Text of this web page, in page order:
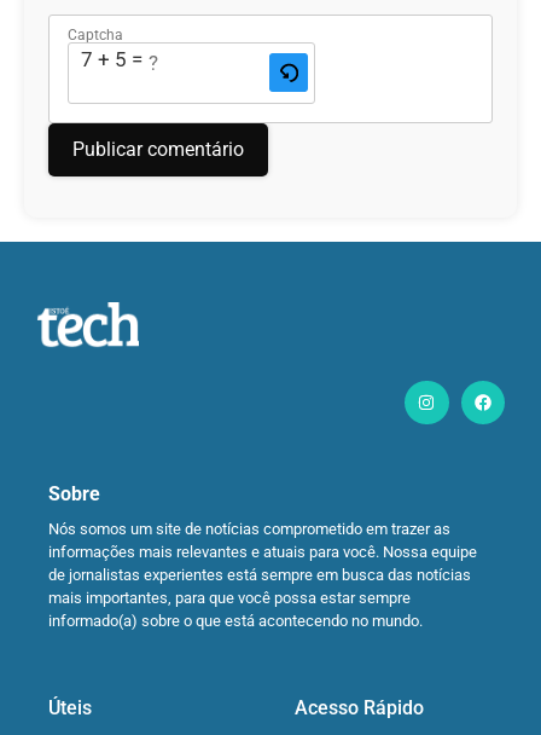
Captcha
7 + 5 = ?
Sobre
Nós somos um site de notícias comprometido em trazer as
informações mais relevantes e atuais para você. Nossa equipe
de jornalistas experientes está sempre em busca das notícias
mais importantes, para que você possa estar sempre
informado(a) sobre o que está acontecendo no mundo.
Úteis Acesso Rápido